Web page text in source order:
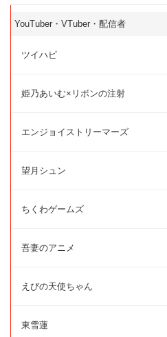
YouTuber・VTuber・配信者
ツイハピ
姫乃あいむ×リボンの注射
エンジョイストリーマーズ
望月シュン
ちくわゲームズ
吾妻のアニメ
えびの天使ちゃん
東雪蓮